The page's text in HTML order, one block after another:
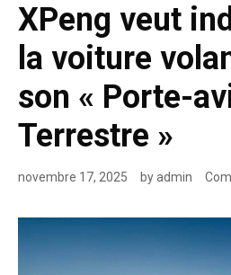
XPeng veut
la voiture
son « Porte-
Terrestre »
novembre 17, 2025 byadmin